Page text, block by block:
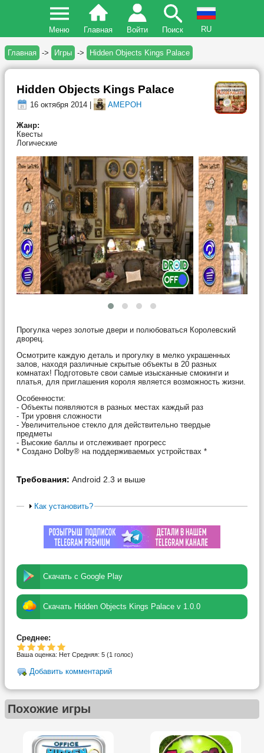
Меню Главная Войти Поиск RU
Главная -> Игры -> Hidden Objects Kings Palace
Hidden Objects Kings Palace
16 октября 2014 | AMEPOH
Жанр:
Квесты
Логические
Прогулка через золотые двери и полюбоваться Королевский
дворец.
Осмотрите каждую деталь и прогулку в мелко украшенных
залов, находя различные скрытые объекты в 20 разных
комнатах! Подготовьте свои самые изысканные смокинги и
платья, для приглашения короля является возможность жизни.
Особенности:
- Объекты появляются в разных местах каждый раз
- Три уровня сложности
- Увеличительное стекло для действительно твердые
предметы
- Высокие баллы и отслеживает прогресс
* Создано Dolby® на поддерживаемых устройствах *
Требования: Android 2.3 и выше
Как установить?
Скачать с Google Play
Скачать Hidden Objects Kings Palace v 1.0.0
Среднее:
Ваша оценка: Нет Средняя: 5 (1 голос)
Добавить комментарий
Похожие игры